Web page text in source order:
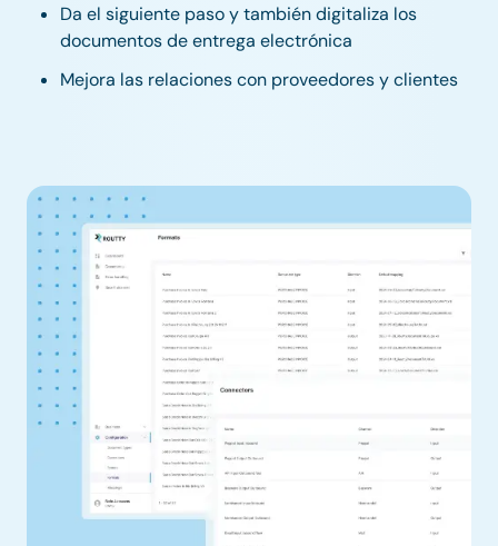
Da el siguiente paso y también digitaliza los
documentos de entrega electrónica
Mejora las relaciones con proveedores y clientes